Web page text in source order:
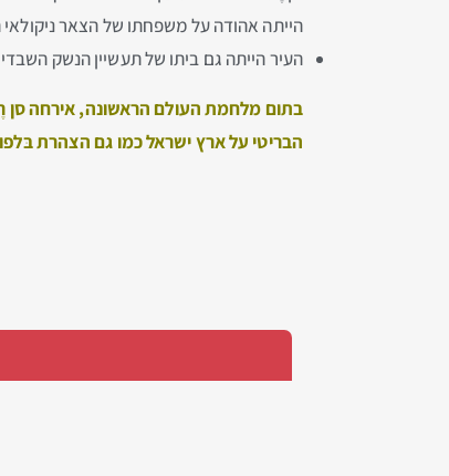
הייתה אהודה על משפחתו של הצאר ניקולאי
העיר הייתה גם ביתו של תעשיין הנשק השבדי
בתום מלחמת העולם הראשונה, אירחה
הבריטי על ארץ ישראל כמו גם הצהרת